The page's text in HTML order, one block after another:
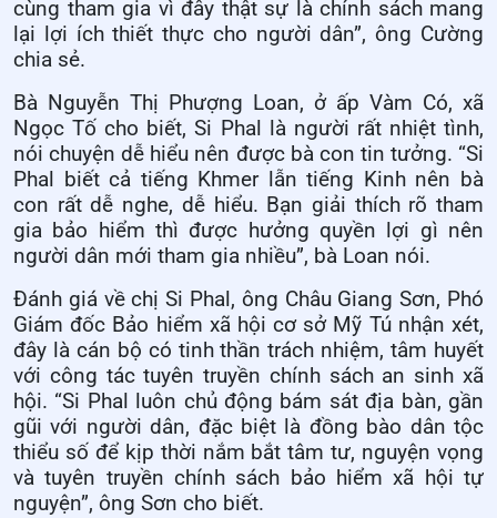
cùng tham gia vì đây thật sự là chính sách mang
lại lợi ích thiết thực cho người dân”, ông Cường
chia sẻ.
Bà Nguyễn Thị Phượng Loan, ở ấp Vàm Có, xã
Ngọc Tố cho biết, Si Phal là người rất nhiệt tình,
nói chuyện dễ hiểu nên được bà con tin tưởng. “Si
Phal biết cả tiếng Khmer lẫn tiếng Kinh nên bà
con rất dễ nghe, dễ hiểu. Bạn giải thích rõ tham
gia bảo hiểm thì được hưởng quyền lợi gì nên
người dân mới tham gia nhiều”, bà Loan nói.
Đánh giá về chị Si Phal, ông Châu Giang Sơn, Phó
Giám đốc Bảo hiểm xã hội cơ sở Mỹ Tú nhận xét,
đây là cán bộ có tinh thần trách nhiệm, tâm huyết
với công tác tuyên truyền chính sách an sinh xã
hội. “Si Phal luôn chủ động bám sát địa bàn, gần
gũi với người dân, đặc biệt là đồng bào dân tộc
thiểu số để kịp thời nắm bắt tâm tư, nguyện vọng
và tuyên truyền chính sách bảo hiểm xã hội tự
nguyện”, ông Sơn cho biết.